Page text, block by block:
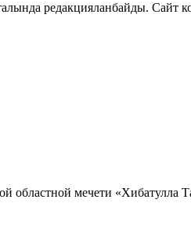
редакцияланбайды. Сайт
мечети «Хибатулла